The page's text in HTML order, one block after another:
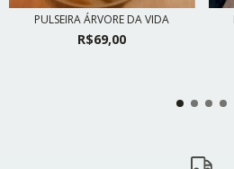
PULSEIRA ÁRVORE DA VIDA
R$69,00